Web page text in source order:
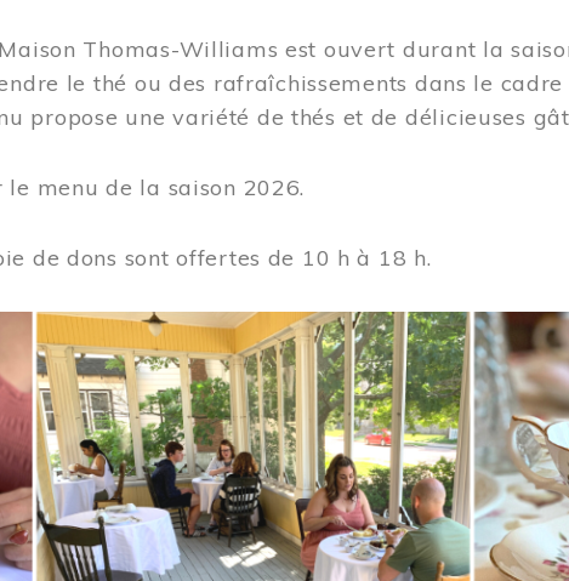
Thomas-Williams est ouvert durant la
le thé ou des rafraîchissements dans le cadre
propose une variété de thés et de délicieuses
le menu de la saison 2026.
de dons sont offertes de 10 h à 18 h.